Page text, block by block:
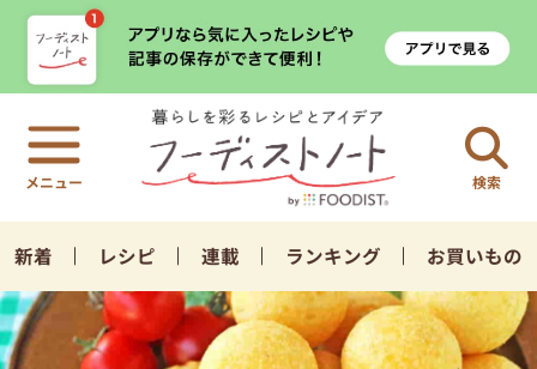
検索
新着 レシピ 連載 ランキング お買いもの